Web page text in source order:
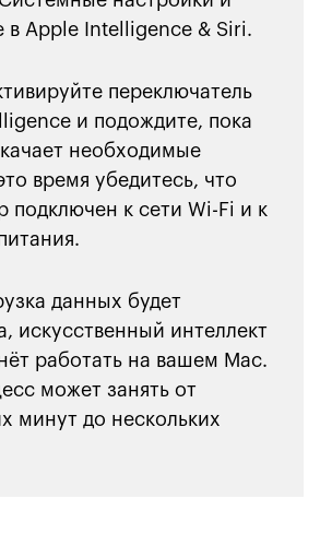
в Apple Intelligence & Siri.
переключатель
и подождите, пока
необходимые
время убедитесь, что
подключен к сети Wi-Fi и к
данных будет
искусственный интеллект
работать на вашем Mac.
может занять от
минут до нескольких